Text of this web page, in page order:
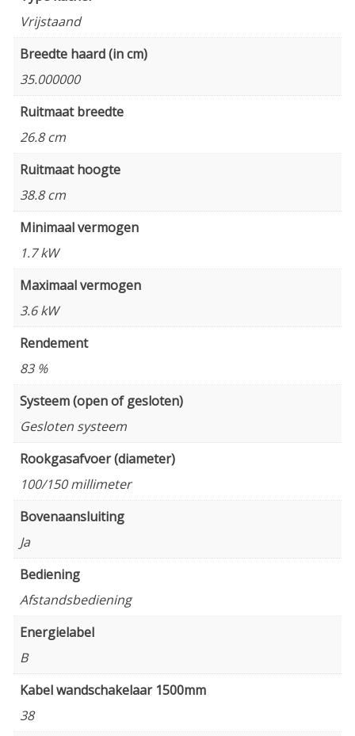
Vrijstaand
Breedte haard (in cm)
35.000000
Ruitmaat breedte
26.8 cm
Ruitmaat hoogte
38.8 cm
Minimaal vermogen
1.7 kW
Maximaal vermogen
3.6 kW
Rendement
83 %
Systeem (open of gesloten)
Gesloten systeem
Rookgasafvoer (diameter)
100/150 millimeter
Bovenaansluiting
Ja
Bediening
Afstandsbediening
Energielabel
B
Kabel wandschakelaar 1500mm
38